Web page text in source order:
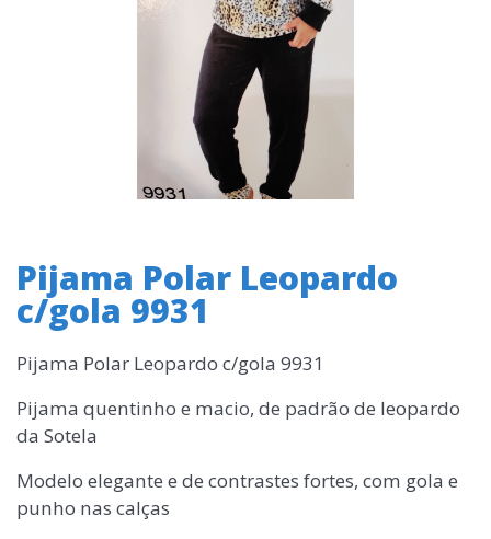
Pijama Polar Leopardo
c/gola 9931
Pijama Polar Leopardo c/gola 9931
Pijama quentinho e macio, de padrão de leopardo
da Sotela
Modelo elegante e de contrastes fortes, com gola e
punho nas calças